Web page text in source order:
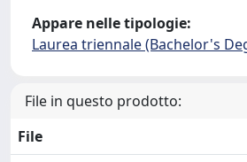
Appare nelle tipologie:
Laurea triennale (Bachelor's
File in questo prodotto:
File